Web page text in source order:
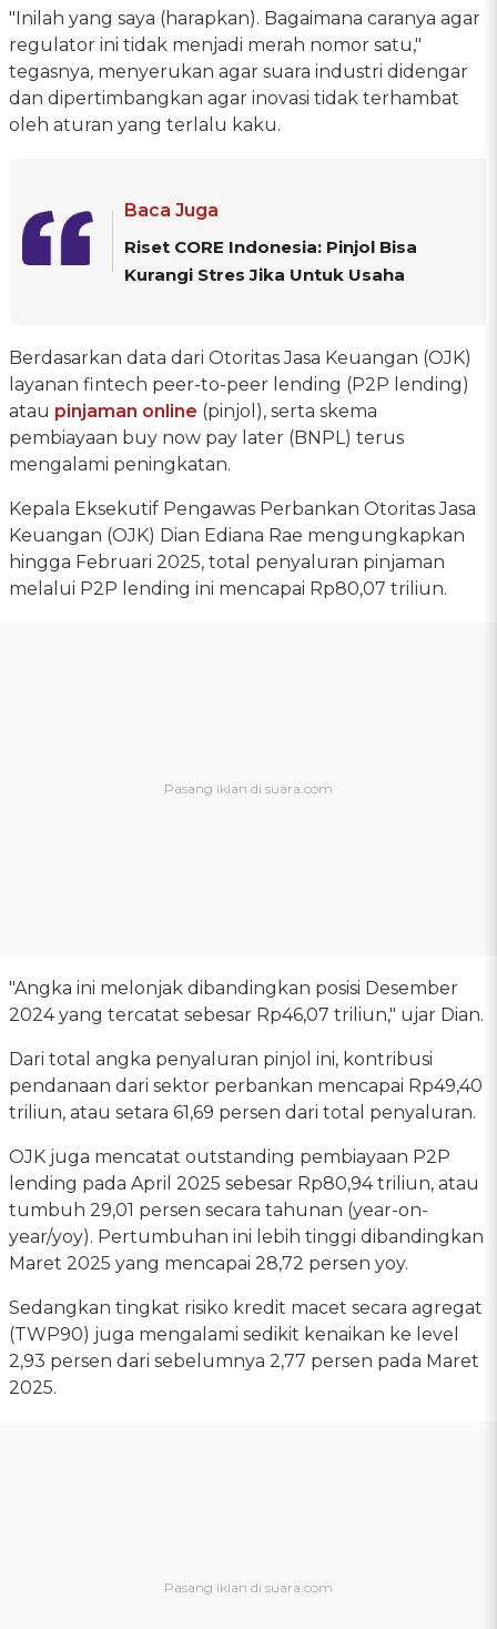
"Inilah yang saya (harapkan). Bagaimana caranya agar
regulator ini tidak menjadi merah nomor satu,"
tegasnya, menyerukan agar suara industri didengar
dan dipertimbangkan agar inovasi tidak terhambat
oleh aturan yang terlalu kaku.
Baca Juga
Riset CORE Indonesia: Pinjol Bisa
Kurangi Stres Jika Untuk Usaha
Berdasarkan data dari Otoritas Jasa Keuangan (OJK)
layanan fintech peer-to-peer lending (P2P lending)
atau pinjaman online (pinjol), serta skema
pembiayaan buy now pay later (BNPL) terus
mengalami peningkatan.
Kepala Eksekutif Pengawas Perbankan Otoritas Jasa
Keuangan (OJK) Dian Ediana Rae mengungkapkan
hingga Februari 2025, total penyaluran pinjaman
melalui P2P lending ini mencapai Rp80,07 triliun.
"Angka ini melonjak dibandingkan posisi Desember
2024 yang tercatat sebesar Rp46,07 triliun," ujar Dian.
Dari total angka penyaluran pinjol ini, kontribusi
pendanaan dari sektor perbankan mencapai Rp49,40
triliun, atau setara 61,69 persen dari total penyaluran.
OJK juga mencatat outstanding pembiayaan P2P
lending pada April 2025 sebesar Rp80,94 triliun, atau
tumbuh 29,01 persen secara tahunan (year-on-
year/yoy). Pertumbuhan ini lebih tinggi dibandingkan
Maret 2025 yang mencapai 28,72 persen yoy.
Sedangkan tingkat risiko kredit macet secara agregat
(TWP90) juga mengalami sedikit kenaikan ke level
2,93 persen dari sebelumnya 2,77 persen pada Maret
2025.